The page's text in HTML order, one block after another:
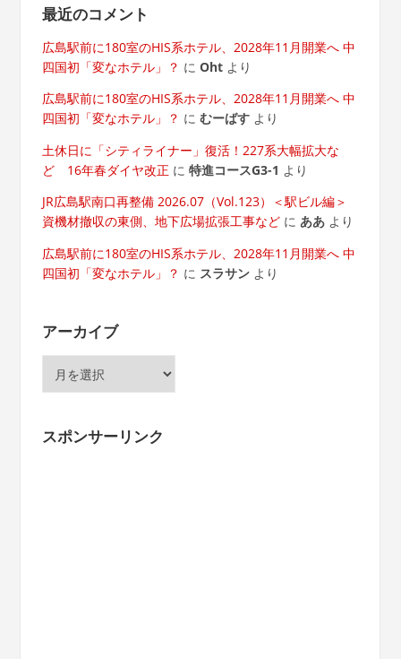
最近のコメント
広島駅前に180室のHIS系ホテル、2028年11月開業へ 中
四国初「変なホテル」？ に Ohtより
広島駅前に180室のHIS系ホテル、2028年11月開業へ 中
四国初「変なホテル」？ に むーばすより
土休日に「シティライナー」復活！227系大幅拡大な
ど 16年春ダイヤ改正 に 特進コースG3-1 より
JR広島駅南口再整備 2026.07（Vol.123）＜駅ビル編＞
資機材撤収の東側、地下広場拡張工事などに ああより
広島駅前に180室のHIS系ホテル、2028年11月開業へ 中
四国初「変なホテル」？ に スラサンより
アーカイブ
ブ
スポンサーリンク